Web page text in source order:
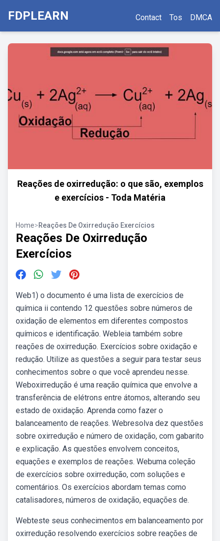
FDPLEARN Contact Tos DMCA
Reações de oxirredução: o que são, exemplos
e exercícios - Toda Matéria
Home>Reações De Oxirredução Exercícios
Reações De Oxirredução
Exercícios
Web1) o documento é uma lista de exercícios de
química ii contendo 12 questões sobre números de
oxidação de elementos em diferentes compostos
químicos e identificação. Webleia também sobre
reações de oxirredução. Exercícios sobre oxidação e
redução. Utilize as questões a seguir para testar seus
conhecimentos sobre o que você aprendeu nesse.
Weboxirredução é uma reação química que envolve a
transferência de elétrons entre átomos, alterando seu
estado de oxidação. Aprenda como fazer o
balanceamento de reações. Webresolva dez questões
sobre oxirredução e número de oxidação, com gabarito
e explicação. As questões envolvem conceitos,
equações e exemplos de reações. Webuma coleção
de exercícios sobre oxirredução, com soluções e
comentários. Os exercícios abordam temas como
catalisadores, números de oxidação, equações de.
Webteste seus conhecimentos em balanceamento por
oxirredução resolvendo exercícios sobre reações de